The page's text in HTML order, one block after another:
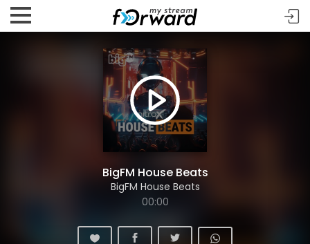
BigFM House Beats
BigFM House Beats
00:00